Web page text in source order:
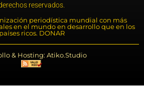
reservados.
periodística mundial con más
en el mundo en desarrollo que en los
países ricos. DONAR
& Hosting: Atiko.Studio